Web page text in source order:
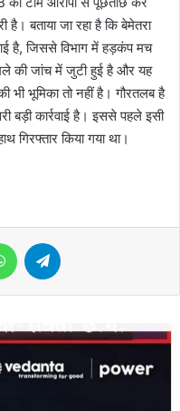
है। बताया जा रहा है कि बेमेतरा
है, जिससे विभाग में हड़कंप मच
की जांच में जुटी हुई है और यह
भी भूमिका तो नहीं है। गौरतलब है
बड़ी कार्रवाई है। इससे पहले इसी
गिरफ्तार किया गया था।
WhatsApp